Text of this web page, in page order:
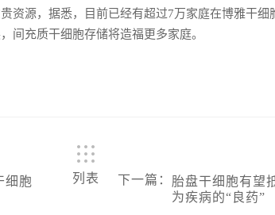
资源，据悉，目前已经有超过7万家庭在博雅干细
间充质干细胞存储将造福更多家庭。
细胞 列表 下一篇 ： 胎盘干细胞有望
为疾病的“良药”